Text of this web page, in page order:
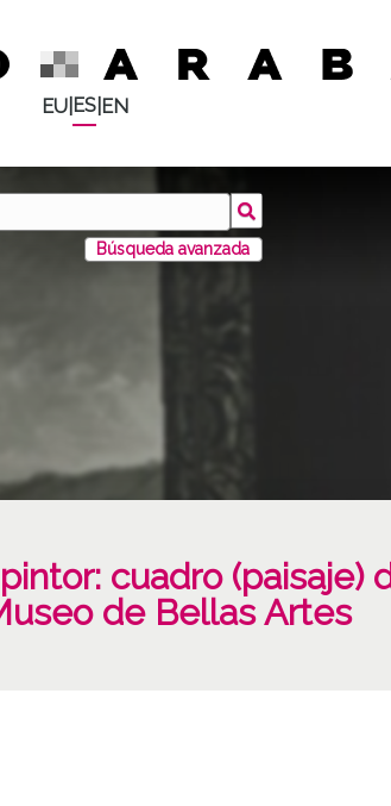
EU| ES| EN
Búsqueda avanzada
cuadro (paisaje)
de Bellas Artes